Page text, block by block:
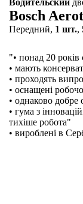
Водительский
Bosch
Передний, 1 шт.,
"• понад 20
• мають
• проходять
• оснащені
• однаково
• гума з
тихіше робота"
• вироблені в